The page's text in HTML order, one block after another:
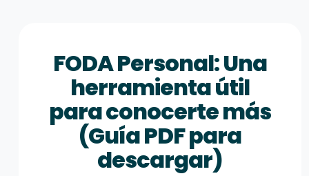
FODA Personal: Una
herramienta útil
para conocerte más
(Guía PDF para
descargar)